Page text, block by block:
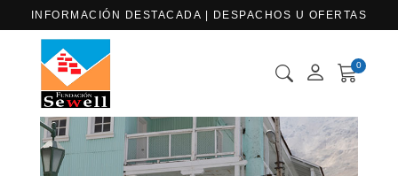
INFORMACIÓN DESTACADA | DESPACHOS U OFERTAS
0